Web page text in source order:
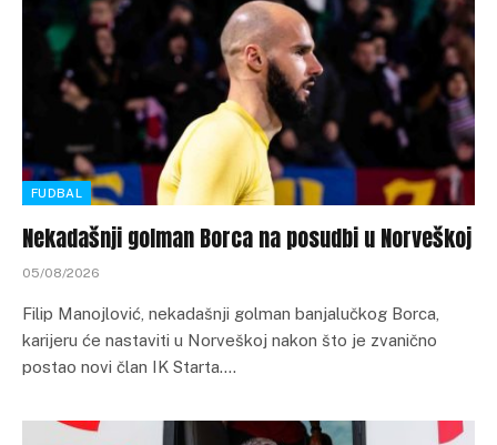
FUDBAL
Nekadašnji golman Borca na posudbi u Norveškoj
05/08/2026
Filip Manojlović, nekadašnji golman banjalučkog Borca,
karijeru će nastaviti u Norveškoj nakon što je zvanično
postao novi član IK Starta.…